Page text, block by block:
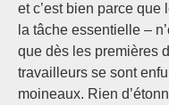
et c’est bien parce
la tâche essentielle –
que dès les premières
travailleurs se sont
moineaux. Rien